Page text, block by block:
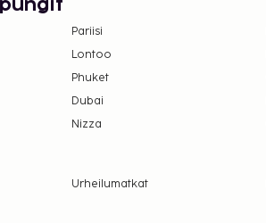
Pariisi
Lontoo
Phuket
Dubai
Nizza
Urheilumatkat